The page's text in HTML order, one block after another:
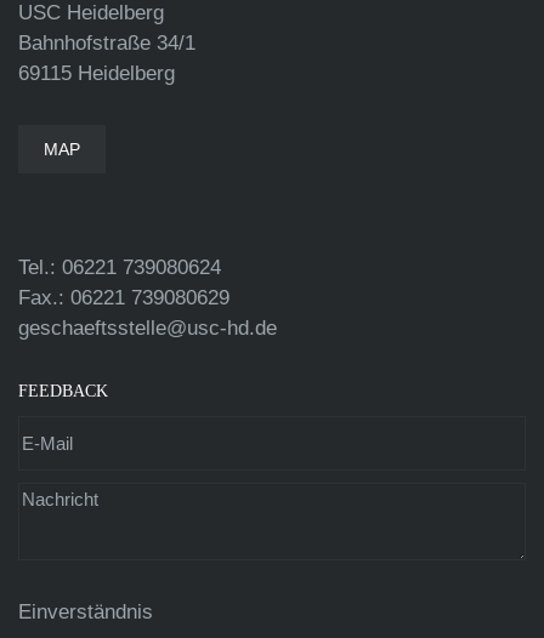
USC Heidelberg
Bahnhofstraße 34/1
69115 Heidelberg
MAP
Tel.: 06221 739080624
Fax.: 06221 739080629
geschaeftsstelle@usc-hd.de
FEEDBACK
Einverständnis